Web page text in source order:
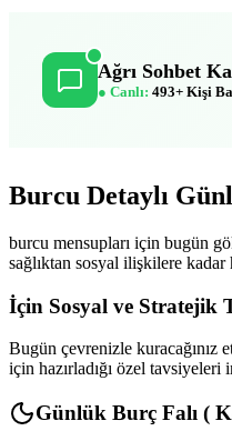
Ağrı Sohbet
● Canlı: 493+ Kişi
Burcu Detaylı
burcu mensupları için bugün
sağlıktan sosyal ilişkilere
İçin Sosyal ve Stratejik
Bugün çevrenizle kuracağınız
için hazırladığı özel tavsiyeleri
Günlük Burç Falı (